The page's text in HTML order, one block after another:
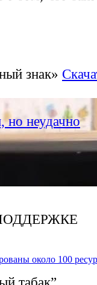
знак»
неудачно
около 100